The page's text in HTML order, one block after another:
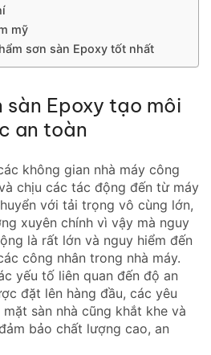
mỹ
sơn sàn Epoxy tốt nhất
sàn Epoxy tạo môi
an toàn
không gian nhà máy công
chịu các tác động đến từ máy
với tải trọng vô cùng lớn,
xuyên chính vì vậy mà nguy
là rất lớn và nguy hiểm đến
công nhân trong nhà máy.
yếu tố liên quan đến độ an
đặt lên hàng đầu, các yêu
sàn nhà cũng khắt khe và
bảo chất lượng cao, an